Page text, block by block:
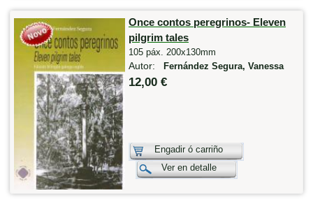
Once contos peregrinos- Eleven
pilgrim tales
105 páx. 200x130mm
Autor: Fernández Segura, Vanessa
12,00 €
Engadir ó carriño
Ver en detalle